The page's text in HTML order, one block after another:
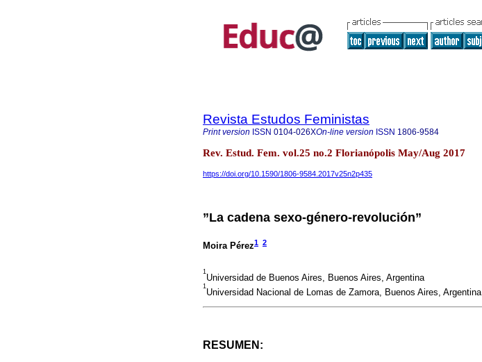
Revista Estudos Feministas
Print version ISSN 0104-026XOn-line version ISSN 1806-9584
Rev. Estud. Fem. vol.25 no.2 Florianópolis May/Aug 2017
https://doi.org/10.1590/1806-9584.2017v25n2p435
”La cadena sexo-género-revolución”
Moira Pérez1 2
1
Universidad de Buenos Aires, Buenos Aires, Argentina
1
Universidad Nacional de Lomas de Zamora, Buenos Aires, Argentina
RESUMEN: